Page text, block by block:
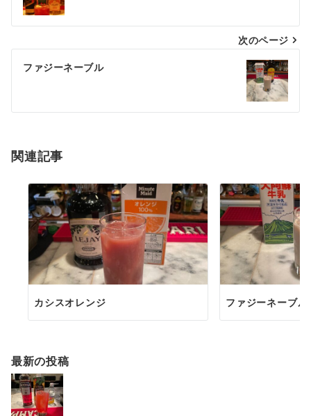
次のページ
ファジーネーブル
関連記事
カシスオレンジ ファジーネーブル
最新の投稿